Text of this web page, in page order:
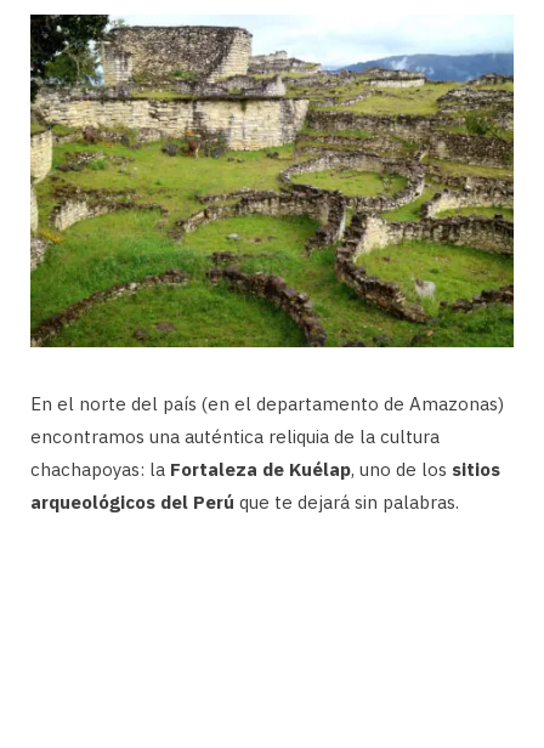
En el norte del país (en el departamento de Amazonas)
encontramos una auténtica reliquia de la cultura
chachapoyas: la Fortaleza de Kuélap, uno de los sitios
arqueológicos del Perú que te dejará sin palabras.